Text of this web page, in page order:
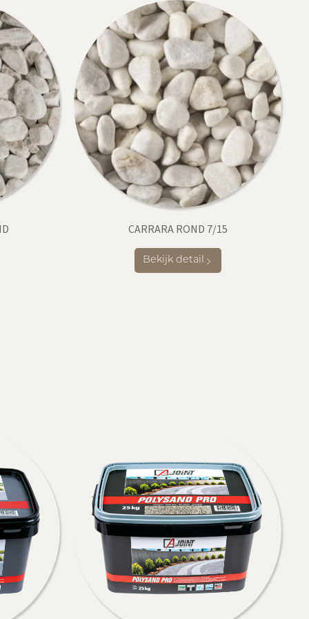
CARRARA ROND 7/15
Bekijk detail